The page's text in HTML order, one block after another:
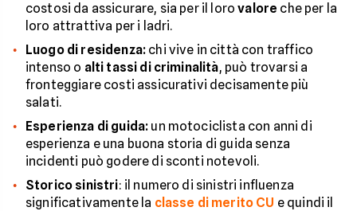
costosi da assicurare, sia per il lorovalore che per la
loro attrattiva per i ladri.
Luogo di residenza: chi vive in città con traffico
intenso o alti tassi di criminalità, può trovarsi a
fronteggiare costi assicurativi decisamente più
salati.
Esperienza di guida: un motociclista con anni di
esperienza e una buona storia di guida senza
incidenti può godere di sconti notevoli.
Storico sinistri: il numero di sinistri influenza
significativamente la classe di merito CU e quindi il